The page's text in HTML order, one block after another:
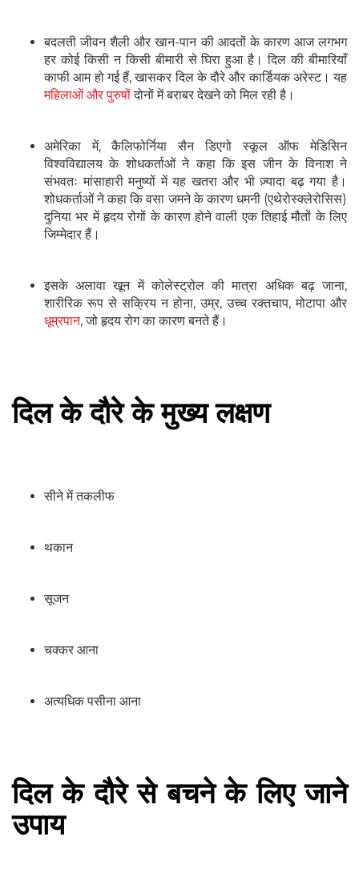
बदलती जीवन शैली और खान-पान की आदतों के कारण आज लगभग
हर कोई किसी न किसी बीमारी से घिरा हुआ है। दिल की बीमारियाँ
काफी आम हो गई हैं, खासकर दिल के दौरे और कार्डियक अरेस्ट। यह
महिलाओं और पुरुषोंदोनों में बराबर देखने को मिल रही है।
अमेरिका में, कैलिफोर्निया सैन डिएगो स्कूल ऑफ मेडिसिन
विश्वविद्यालय के शोधकर्ताओं ने कहा कि इस जीन के विनाश ने
संभवतः मांसाहारी मनुष्यों में यह खतरा और भी ज़्यादा बढ़ गया है।
शोधकर्ताओं ने कहा कि वसा जमने के कारण धमनी (एथेरोस्क्लेरोसिस)
दुनिया भर में हृदय रोगों के कारण होने वाली एक तिहाई मौतों के लिए
जिम्मेदार हैं।
इसके अलावा खून में कोलेस्ट्रोल की मात्रा अधिक बढ़ जाना,
शारीरिक रूप से सक्रिय न होना, उम्र, उच्च रक्तचाप, मोटापा और
धूम्रपान, जो हृदय रोग का कारण बनते हैं।
दिल के दौरे के मुख्य लक्षण
सीने में तकलीफ
थकान
सूजन
चक्कर आना
अत्यधिक पसीना आना
दिल के दौरे से बचने के लिए जाने
उपाय